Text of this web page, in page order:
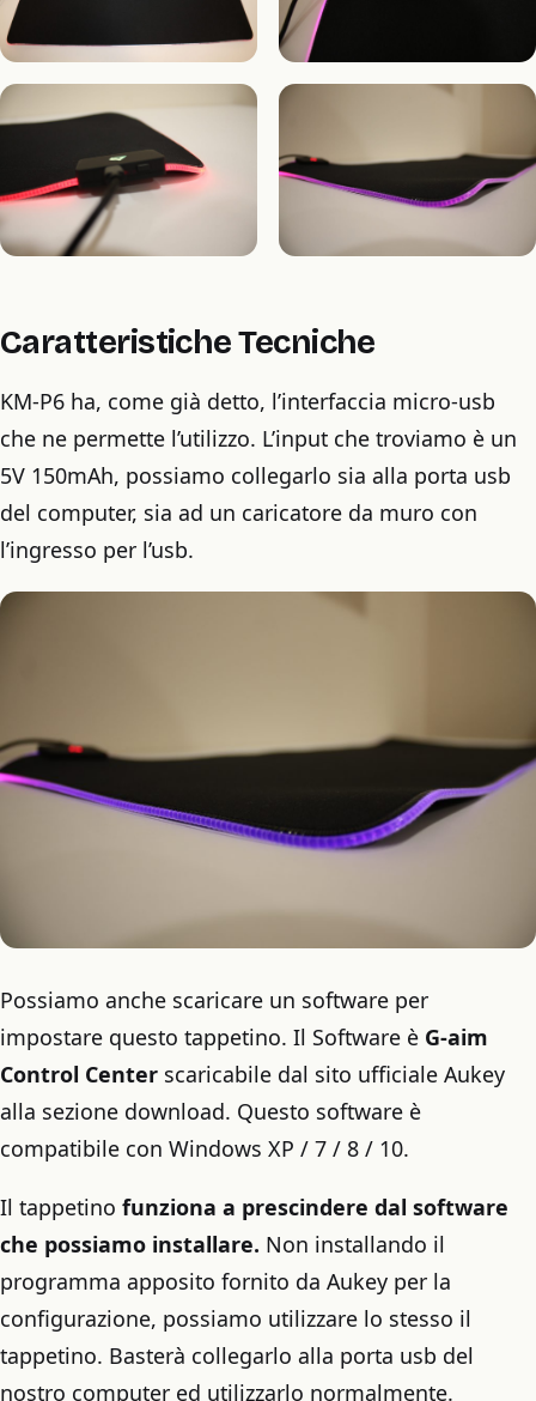
Caratteristiche Tecniche
KM-P6 ha, come già detto, l’interfaccia micro-usb
che ne permette l’utilizzo. L’input che troviamo è un
5V 150mAh, possiamo collegarlo sia alla porta usb
del computer, sia ad un caricatore da muro con
l’ingresso per l’usb.
Possiamo anche scaricare un software per
impostare questo tappetino. Il Software è G-aim
Control Center scaricabile dal sito ufficiale Aukey
alla sezione download. Questo software è
compatibile con Windows XP / 7 / 8 / 10.
Il tappetino funziona a prescindere dal software
che possiamo installare. Non installando il
programma apposito fornito da Aukey per la
configurazione, possiamo utilizzare lo stesso il
tappetino. Basterà collegarlo alla porta usb del
nostro computer ed utilizzarlo normalmente.